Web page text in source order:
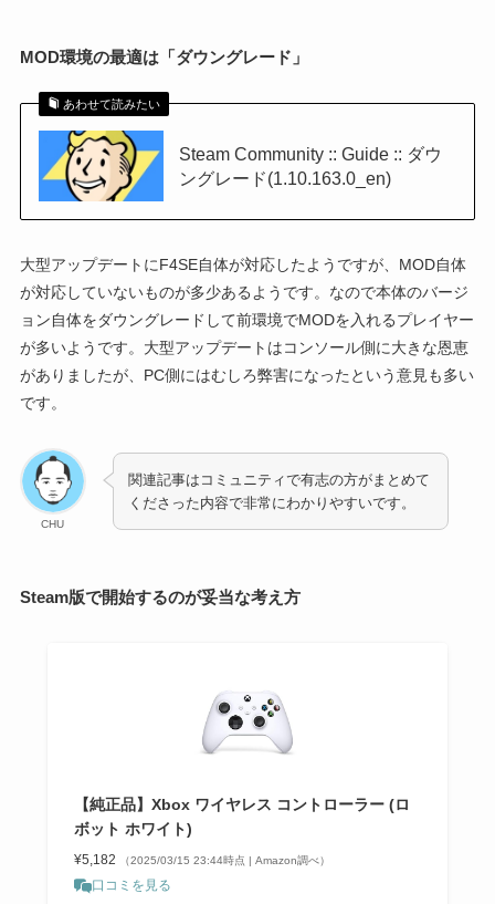
MOD環境の最適は「ダウングレード」
あわせて読みたい
Steam Community :: Guide :: ダウ
ングレード(1.10.163.0_en)
大型アップデートにF4SE自体が対応したようですが、MOD自体
が対応していないものが多少あるようです。なので本体のバージ
ョン自体をダウングレードして前環境でMODを入れるプレイヤー
が多いようです。大型アップデートはコンソール側に大きな恩恵
がありましたが、PC側にはむしろ弊害になったという意見も多い
です。
CHU
関連記事はコミュニティで有志の方がまとめて
くださった内容で非常にわかりやすいです。
Steam版で開始するのが妥当な考え方
【純正品】Xbox ワイヤレス コントローラー (ロ
ボット ホワイト)
¥5,182 （2025/03/15 23:44時点 | Amazon調べ）
口コミを見る